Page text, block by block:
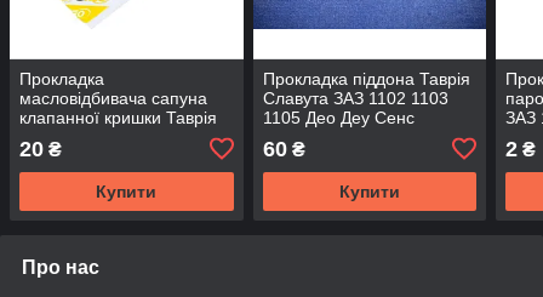
Прокладка
масловідбивача сапуна
клапанної кришки Таврія
1105 Део Сенс Ланос 1.4
OEM
20 ₴
Купити
Прокладка піддона Таврія
Славута ЗАЗ 1102 1103
1105 Део Деу Сенс
АвтоЗАЗ
60₴
Купити
ЗАЗ
2 ₴
Про нас